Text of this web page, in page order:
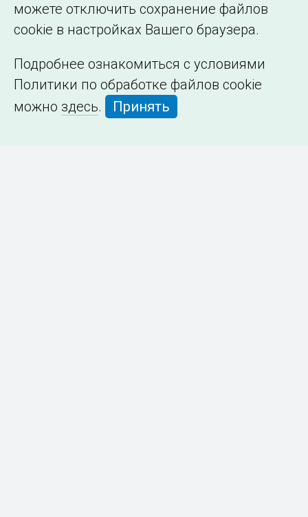
можете отключить сохранение файлов
cookie в настройках Вашего браузера.
Подробнее ознакомиться с условиями
Политики по обработке файлов cookie
можно здесь. Принять